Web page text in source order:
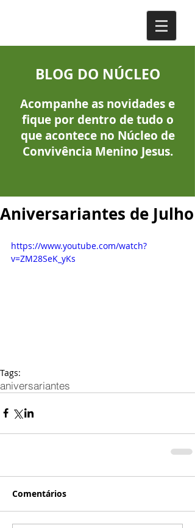
BLOG DO NÚCLEO
Acompanhe as novidades e
fique por dentro de tudo o
que acontece no Núcleo de
Convivência Menino Jesus.
Aniversariantes de Julho
https://www.youtube.com/watch?
v=ZM28SeK_yKs
Tags:
aniversariantes
Comentários